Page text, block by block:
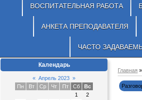
ВОСПИТАТЕЛЬНАЯ РАБОТА
АНКЕТА ПРЕПОДАВАТЕЛЯ
ЧАСТО
Календарь
« Апрель 2023 »
Пн
Вт Ср Чт Пт Сб
Вс
1
2
Главная »